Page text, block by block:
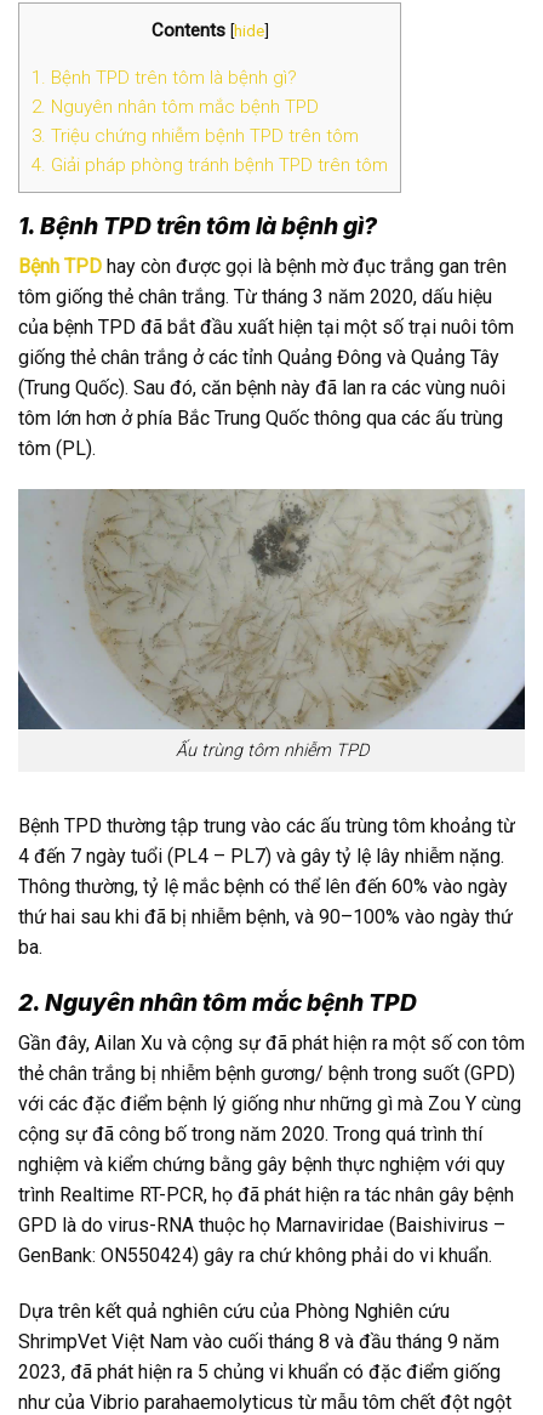
Contents [hide]
1. Bệnh TPD trên tôm là bệnh gì?
2. Nguyên nhân tôm mắc bệnh TPD
3. Triệu chứng nhiễm bệnh TPD trên tôm
4. Giải pháp phòng tránh bệnh TPD trên tôm
1. Bệnh TPD trên tôm là bệnh gì?
Bệnh TPD hay còn được gọi là bệnh mờ đục trắng gan trên
tôm giống thẻ chân trắng. Từ tháng 3 năm 2020, dấu hiệu
của bệnh TPD đã bắt đầu xuất hiện tại một số trại nuôi tôm
giống thẻ chân trắng ở các tỉnh Quảng Đông và Quảng Tây
(Trung Quốc). Sau đó, căn bệnh này đã lan ra các vùng nuôi
tôm lớn hơn ở phía Bắc Trung Quốc thông qua các ấu trùng
tôm (PL).
Ấu trùng tôm nhiễm TPD
Bệnh TPD thường tập trung vào các ấu trùng tôm khoảng từ
4 đến 7 ngày tuổi (PL4 – PL7) và gây tỷ lệ lây nhiễm nặng.
Thông thường, tỷ lệ mắc bệnh có thể lên đến 60% vào ngày
thứ hai sau khi đã bị nhiễm bệnh, và 90–100% vào ngày thứ
ba.
2. Nguyên nhân tôm mắc bệnh TPD
Gần đây, Ailan Xu và cộng sự đã phát hiện ra một số con tôm
thẻ chân trắng bị nhiễm bệnh gương/ bệnh trong suốt (GPD)
với các đặc điểm bệnh lý giống như những gì mà Zou Y cùng
cộng sự đã công bố trong năm 2020. Trong quá trình thí
nghiệm và kiểm chứng bằng gây bệnh thực nghiệm với quy
trình Realtime RT-PCR, họ đã phát hiện ra tác nhân gây bệnh
GPD là do virus-RNA thuộc họ Marnaviridae (Baishivirus –
GenBank: ON550424) gây ra chứ không phải do vi khuẩn.
Dựa trên kết quả nghiên cứu của Phòng Nghiên cứu
ShrimpVet Việt Nam vào cuối tháng 8 và đầu tháng 9 năm
2023, đã phát hiện ra 5 chủng vi khuẩn có đặc điểm giống
như của Vibrio parahaemolyticus từ mẫu tôm chết đột ngột